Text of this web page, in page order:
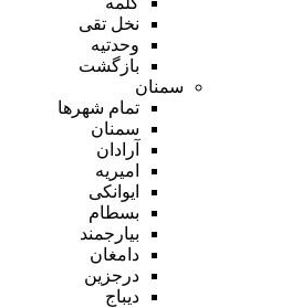
نخل تقی
وحدتیه
بازگشت
سمنان
تمام شهر‌ها
سمنان
آرادان
امیریه
ایوانکی
بسطام
بیارجمند
دامغان
درجزین
دیباج